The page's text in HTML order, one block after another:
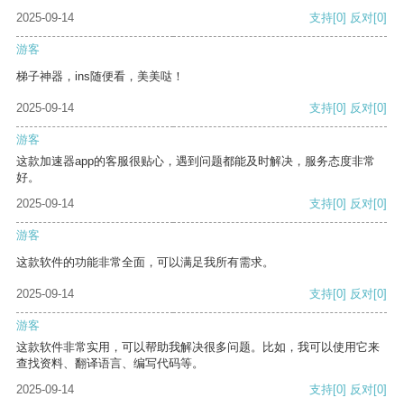
2025-09-14
支持[0] 反对[0]
游客
梯子神器，ins随便看，美美哒！
2025-09-14 支持[0] 反对[0]
游客
这款加速器app的客服很贴心，遇到问题都能及时解决，服务态度非常
好。
2025-09-14
支持[0] 反对[0]
游客
这款软件的功能非常全面，可以满足我所有需求。
2025-09-14 支持[0] 反对[0]
游客
这款软件非常实用，可以帮助我解决很多问题。比如，我可以使用它来
查找资料、翻译语言、编写代码等。
2025-09-14
支持[0] 反对[0]